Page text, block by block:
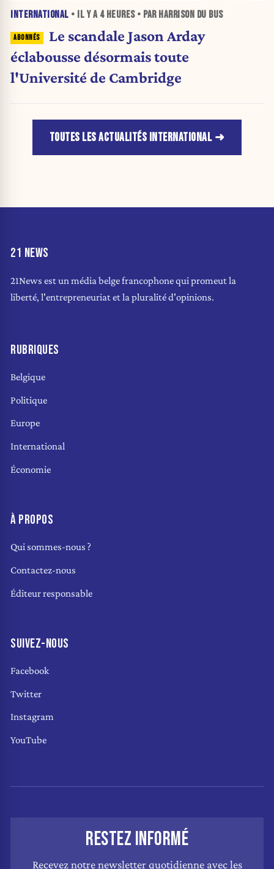
INTERNATIONAL • IL Y A 4 HEURES• PAR HARRISON DU BUS
Le scandale Jason Arday
éclabousse désormais toute
l'Université de Cambridge
TOUTES LES ACTUALITÉS INTERNATIONAL
21 NEWS
21News est un média belge francophone qui promeut la
liberté, l'entrepreneuriat et la pluralité d'opinions.
RUBRIQUES
Belgique
Politique
Europe
International
Économie
À PROPOS
Qui sommes-nous ?
Contactez-nous
Éditeur responsable
SUIVEZ-NOUS
Facebook
Twitter
Instagram
YouTube
RESTEZ INFORMÉ
Recevez notre newsletter quotidienne avec les